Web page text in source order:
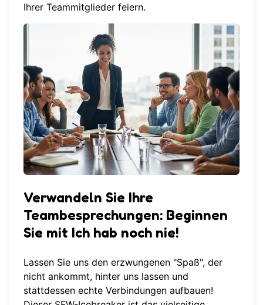
Ihrer Teammitglieder feiern.
Verwandeln Sie Ihre
Teambesprechungen: Beginnen
Sie mit Ich hab noch nie!
Lassen Sie uns den erzwungenen "Spaß", der
nicht ankommt, hinter uns lassen und
stattdessen echte Verbindungen aufbauen!